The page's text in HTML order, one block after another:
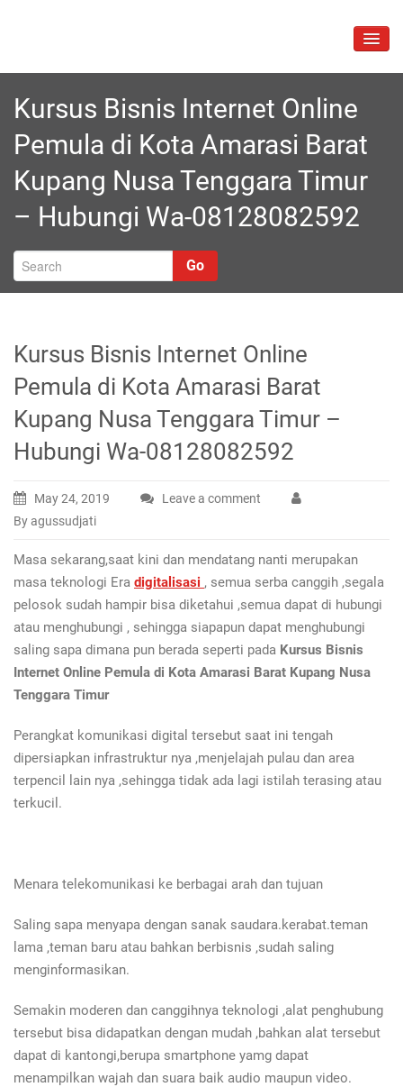
Kursus Bisnis Internet Online
Pemula di Kota Amarasi Barat
Kupang Nusa Tenggara Timur
– Hubungi Wa-08128082592
Go
Kursus Bisnis Internet Online
Pemula di Kota Amarasi Barat
Kupang Nusa Tenggara Timur –
Hubungi Wa-08128082592
May 24, 2019
Leave a comment
By agussudjati
Masa sekarang,saat kini dan mendatang nanti merupakan
masa teknologi Era digitalisasi , semua serba canggih ,segala
pelosok sudah hampir bisa diketahui ,semua dapat di hubungi
atau menghubungi , sehingga siapapun dapat menghubungi
saling sapa dimana pun berada seperti pada Kursus Bisnis
Internet Online Pemula di Kota Amarasi Barat Kupang Nusa
Tenggara Timur
Perangkat komunikasi digital tersebut saat ini tengah
dipersiapkan infrastruktur nya ,menjelajah pulau dan area
terpencil lain nya ,sehingga tidak ada lagi istilah terasing atau
terkucil.
Menara telekomunikasi ke berbagai arah dan tujuan
Saling sapa menyapa dengan sanak saudara.kerabat.teman
lama ,teman baru atau bahkan berbisnis ,sudah saling
menginformasikan.
Semakin moderen dan canggihnya teknologi ,alat penghubung
tersebut bisa didapatkan dengan mudah ,bahkan alat tersebut
dapat di kantongi,berupa smartphone yamg dapat
menampilkan wajah dan suara baik audio maupun video.